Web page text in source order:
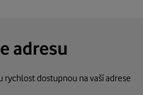
adresu
rychlost dostupnou na vaší adrese